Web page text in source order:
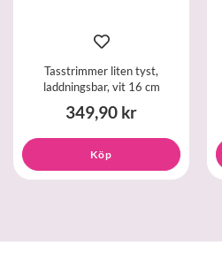
Tasstrimmer liten tyst,
laddningsbar, vit 16 cm
349,90 kr
Köp